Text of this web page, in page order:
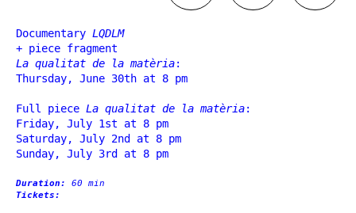
Documentary LQDLM
+ piece fragment
La qualitat de la matèria:
Thursday, June 30th at 8 pm
Full piece La qualitat de la matèria:
Friday, July 1st at 8 pm
Saturday, July 2nd at 8 pm
Sunday, July 3rd at 8 pm
Duration: 60 min
Tickets: